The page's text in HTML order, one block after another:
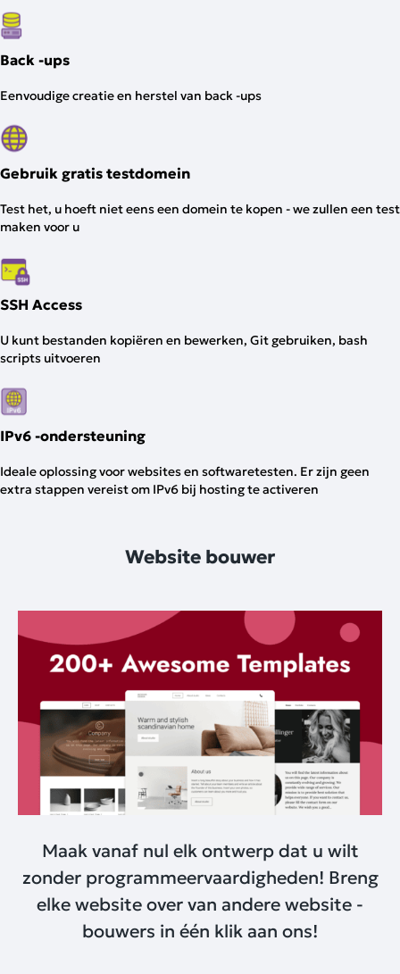
Back -ups
Eenvoudige creatie en herstel van back -ups
Gebruik gratis testdomein
Test het, u hoeft niet eens een domein te kopen - we zullen een test
maken voor u
SSH Access
U kunt bestanden kopiëren en bewerken, Git gebruiken, bash
scripts uitvoeren
IPv6 -ondersteuning
Ideale oplossing voor websites en softwaretesten. Er zijn geen
extra stappen vereist om IPv6 bij hosting te activeren
Website bouwer
Maak vanaf nul elk ontwerp dat u wilt
zonder programmeervaardigheden! Breng
elke website over van andere website -
bouwers in één klik aan ons!